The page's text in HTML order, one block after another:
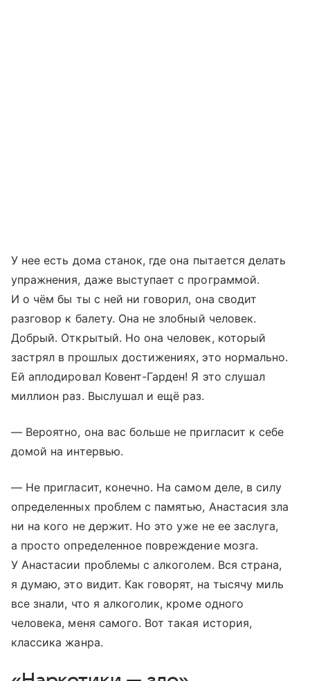
У нее есть дома станок, где она пытается делать
упражнения, даже выступает с программой.
И о чём бы ты с ней ни говорил, она сводит
разговор к балету. Она не злобный человек.
Добрый. Открытый. Но она человек, который
застрял в прошлых достижениях, это нормально.
Ей аплодировал Ковент-Гарден! Я это слушал
миллион раз. Выслушал и ещё раз.
— Вероятно, она вас больше не пригласит к себе
домой на интервью.
— Не пригласит, конечно. На самом деле, в силу
определенных проблем с памятью, Анастасия зла
ни на кого не держит. Но это уже не ее заслуга,
а просто определенное повреждение мозга.
У Анастасии проблемы с алкоголем. Вся страна,
я думаю, это видит. Как говорят, на тысячу миль
все знали, что я алкоголик, кроме одного
человека, меня самого. Вот такая история,
классика жанра.